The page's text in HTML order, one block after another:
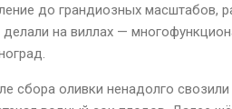
до грандиозных масштабов,
на виллах —
сбора оливки ненадолго свозили